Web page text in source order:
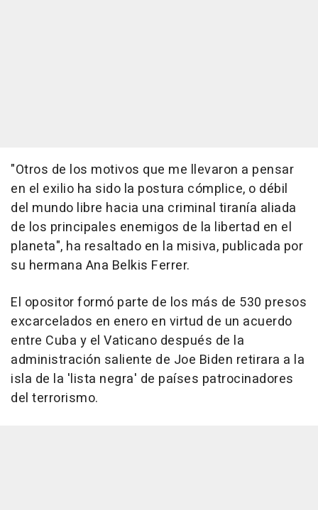
"Otros de los motivos que me llevaron a pensar
en el exilio ha sido la postura cómplice, o débil
del mundo libre hacia una criminal tiranía aliada
de los principales enemigos de la libertad en el
planeta", ha resaltado en la misiva, publicada por
su hermana Ana Belkis Ferrer.
El opositor formó parte de los más de 530 presos
excarcelados en enero en virtud de un acuerdo
entre Cuba y el Vaticano después de la
administración saliente de Joe Biden retirara a la
isla de la 'lista negra' de países patrocinadores
del terrorismo.